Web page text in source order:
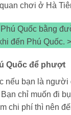
chơi ở Hà
Quốc bằng
đến Phú Quốc. >
Quốc để phượt
nếu bạn là
chỉ muốn đi
chi phí thì nên